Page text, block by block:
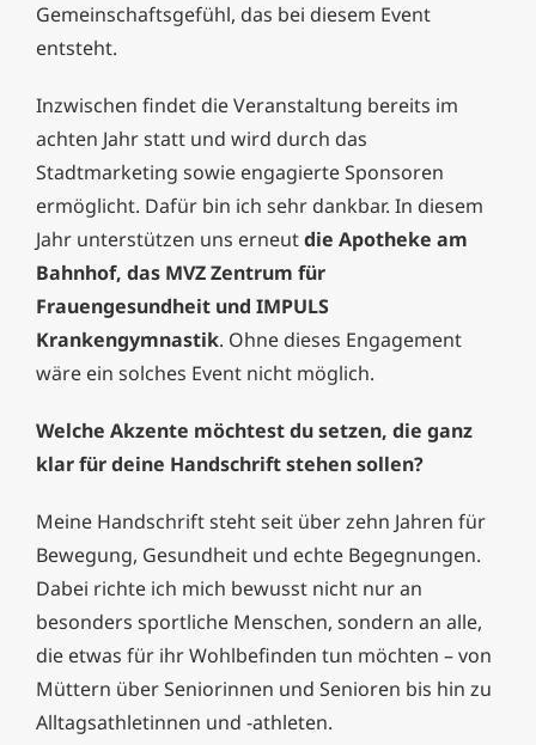
Gemeinschaftsgefühl, das bei diesem Event
entsteht.
Inzwischen findet die Veranstaltung bereits im
achten Jahr statt und wird durch das
Stadtmarketing sowie engagierte Sponsoren
ermöglicht. Dafür bin ich sehr dankbar. In diesem
Jahr unterstützen uns erneutdie Apotheke am
Bahnhof, das MVZ Zentrum für
Frauengesundheit und IMPULS
Krankengymnastik. Ohne dieses Engagement
wäre ein solches Event nicht möglich.
Welche Akzente möchtest du setzen, die ganz
klar für deine Handschrift stehen sollen?
Meine Handschrift steht seit über zehn Jahren für
Bewegung, Gesundheit und echte Begegnungen.
Dabei richte ich mich bewusst nicht nur an
besonders sportliche Menschen, sondern an alle,
die etwas für ihr Wohlbefinden tun möchten – von
Müttern über Seniorinnen und Senioren bis hin zu
Alltagsathletinnen und -athleten.